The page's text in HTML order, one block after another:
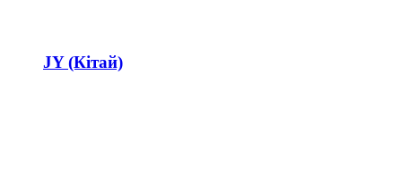
JY (Кітай)